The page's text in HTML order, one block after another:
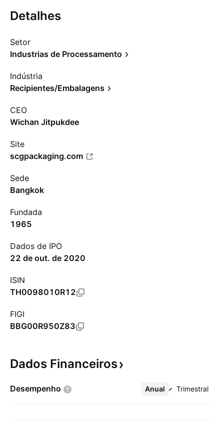
Detalhes
Setor
Industrias de Processamento
Indústria
Recipientes/Embalagens
CEO
Wichan Jitpukdee
Site
scgpackaging.com
Sede
Bangkok
Fundada
1965
Dados de IPO
22 de out. de 2020
ISIN
TH0098010R12
FIGI
BBG00R950Z83
Dados Financeiros
Desempenho Anual Trimestral
Mais